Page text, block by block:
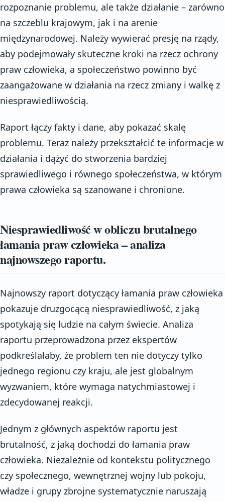
rozpoznanie problemu, ale także działanie – zarówno
na szczeblu krajowym, jak i na arenie
międzynarodowej. Należy wywierać presję na rządy,
aby podejmowały skuteczne kroki na rzecz ochrony
praw człowieka, a społeczeństwo powinno być
zaangażowane w działania na rzecz zmiany i walkę z
niesprawiedliwością.
Raport łączy fakty i dane, aby pokazać skalę
problemu. Teraz należy przekształcić te informacje w
działania i dążyć do stworzenia bardziej
sprawiedliwego i równego społeczeństwa, w którym
prawa człowieka są szanowane i chronione.
Niesprawiedliwość w obliczu brutalnego
łamania praw człowieka – analiza
najnowszego raportu.
Najnowszy raport dotyczący łamania praw człowieka
pokazuje druzgocącą niesprawiedliwość, z jaką
spotykają się ludzie na całym świecie. Analiza
raportu przeprowadzona przez ekspertów
podkreślałaby, że problem ten nie dotyczy tylko
jednego regionu czy kraju, ale jest globalnym
wyzwaniem, które wymaga natychmiastowej i
zdecydowanej reakcji.
Jednym z głównych aspektów raportu jest
brutalność, z jaką dochodzi do łamania praw
człowieka. Niezależnie od kontekstu politycznego
czy społecznego, wewnętrznej wojny lub pokoju,
władze i grupy zbrojne systematycznie naruszają